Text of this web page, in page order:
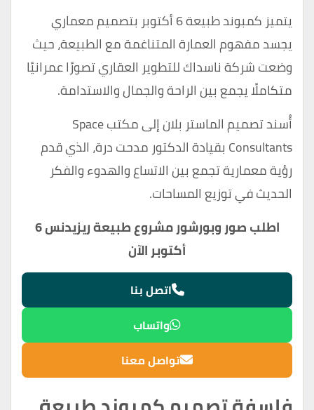
يتميز كمبوند طبيعة 6 أكتوبر بتصميم معماري
يجسد مفهوم العمارة المتناغمة مع الطبيعة، حيث
وضعت شركة ناسداك للتطوير العقاري تصورًا عمرانيًا
متكاملًا يجمع بين الراحة والجمال والاستدامة.
أُسند تصميم الماستر بلان إلى مكتب Space
Consultants بقيادة الدكتور مدحت درة، الذي قدم
رؤية معمارية تجمع بين الاتساع والهدوء والفكر
الحديث في توزيع المساحات.
اطلب صور وبورشور مشروع طبيعة ريزيدنس 6
أكتوبر الآن
اتصل بنا
واتساب
تواصل معنا